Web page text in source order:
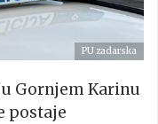
PU zadarska
Gornjem Karinu
postaje